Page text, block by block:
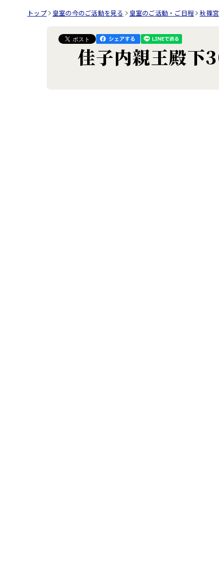
トップ 皇室の今のご活動を見る 皇室のご活動・ご日程 秋篠
佳子内親王殿下